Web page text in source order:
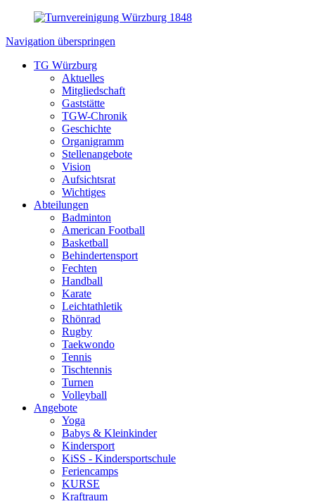
Navigation überspringen
TG Würzburg
Aktuelles
Mitgliedschaft
Gaststätte
TGW-Chronik
Geschichte
Organigramm
Stellenangebote
Vision
Aufsichtsrat
Wichtiges
Abteilungen
Badminton
American Football
Basketball
Behindertensport
Fechten
Handball
Karate
Leichtathletik
Rhönrad
Rugby
Taekwondo
Tennis
Tischtennis
Turnen
Volleyball
Angebote
Yoga
Babys & Kleinkinder
Kindersport
KiSS - Kindersportschule
Feriencamps
KURSE
Kraftraum